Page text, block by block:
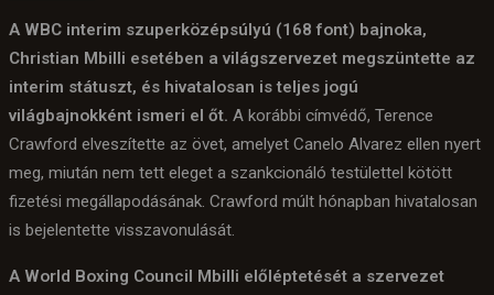
A WBC interim szuperközépsúlyú (168 font) bajnoka,
Christian Mbilli esetében a világszervezet megszüntette az
interim státuszt, és hivatalosan is teljes jogú
világbajnokként ismeri el őt. A korábbi címvédő, Terence
Crawford elveszítette az övet, amelyet Canelo Alvarez ellen nyert
meg, miután nem tett eleget a szankcionáló testülettel kötött
fizetési megállapodásának. Crawford múlt hónapban hivatalosan
is bejelentette visszavonulását.
A World Boxing Council Mbilli előléptetését a szervezet